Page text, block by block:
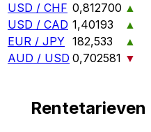
USD / CHF 0,812700 ▲
USD / CAD 1,40193
▲
EUR / JPY 182,533
▲
AUD / USD 0,702581 ▼